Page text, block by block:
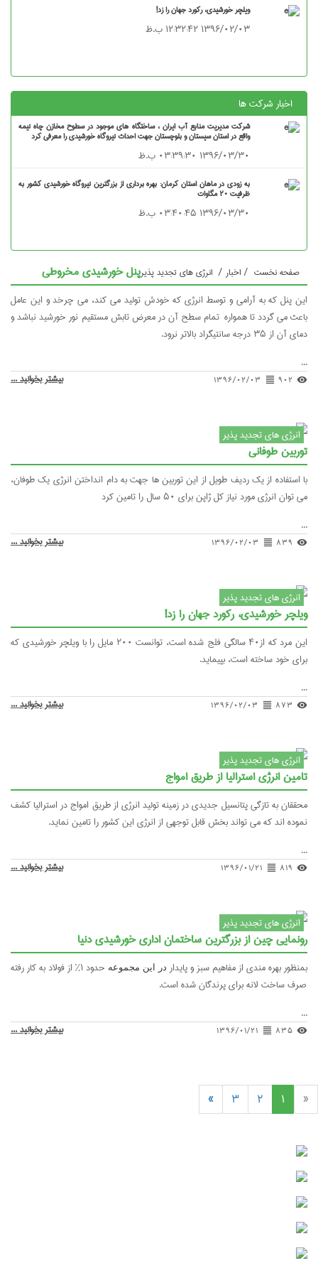
ویلچر خورشیدی، رکورد جهان را زد!
ها
شرکت مدیریت منابع آب ایران ، ساختگاه های موجود در سطوح مخازن چاه نیمه
واقع در استان سیستان و بلوچستان جهت احداث نیروگاه خورشیدی را معرفی کرد
به زودی در ماهان استان کرمان: بهره برداری از بزرگترین نیروگاه خورشیدی کشور به
ظرفیت ۲۰ مگاوات
/ اخبار / انرژی های تجدید پذیرپنل خورشیدی مخروطی
به آرامی و توسط انرژی که خودش تولید می کند، می چرخد و این عامل
تا همواره تمام سطح آن در معرض تابش مستقیم نور خورشید نباشد و
۱۳۹۶/۰۲/۰۳ بیشتر بخوانید ...
تجدید پذیر
یک ردیف طویل از این توربین ها جهت به دام انداختن انرژی یک طوفان،
نیاز کل ژاپن برای ۵۰ سال را تامین کرد
۱۳۹۶/۰۲/۰۳ بیشتر بخوانید ...
تجدید پذیر
رکورد جهان را زد!
این مرد که از۴۰ سالگی فلج شده است، توانست ۲۰۰ مایل را با ویلچر خورشیدی که
است، بپیماید.
۱۳۹۶/۰۲/۰۳ بیشتر بخوانید ...
تجدید پذیر
استرالیا از طریق امواج
پتانسیل جدیدی در زمینه تولید انرژی از طریق امواج در استرالیا کشف
می تواند بخش قابل توجهی از انرژی این کشور را تامین نماید.
۱۳۹۶/۰۱/۲۱ بیشتر بخوانید ...
تجدید پذیر
از بزرگترین ساختمان اداری خورشیدی دنیا
مندی از مفاهیم سبز و پایداردر این مجموعه
حدود ۱% از فولاد به کار رفته
برای پرندگان شده است.
۱۳۹۶/۰۱/۲۱ بیشتر بخوانید ...
۲ ۳ »